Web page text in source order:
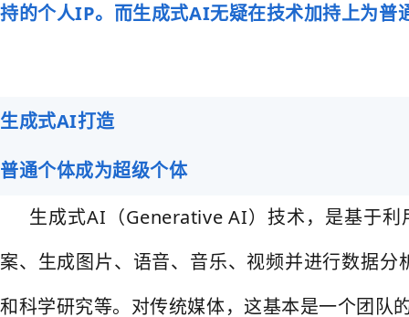
持的个人IP。而生成式AI无疑在技术加持上为普
生成式AI打造
普通个体成为超级个体
生成式AI（Generative AI）技术，是基于
案、生成图片、语音、音乐、视频并进行数据
和科学研究等。对传统媒体，这基本是一个团队